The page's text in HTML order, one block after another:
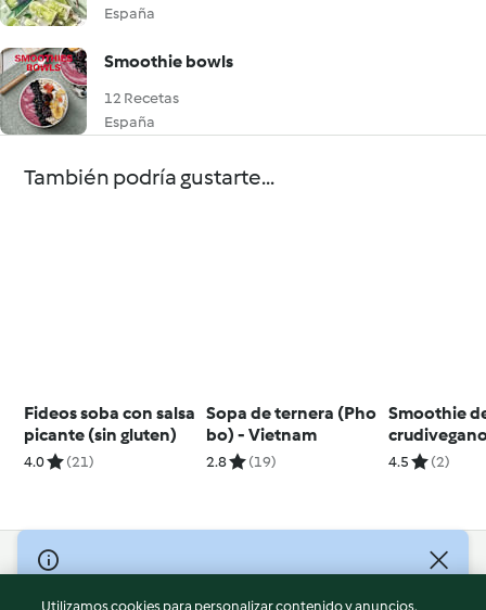
España
Smoothie bowls
12 Recetas
España
También podría gustarte...
Fideos soba con salsa
picante (sin gluten)
4.0 (21)
Sopa de ternera (Pho
bo) - Vietnam
2.8 (19)
Smoothie
4.5 (2)
© Copyright 2026
Utilizamos cookies para personalizar contenido y anuncios,